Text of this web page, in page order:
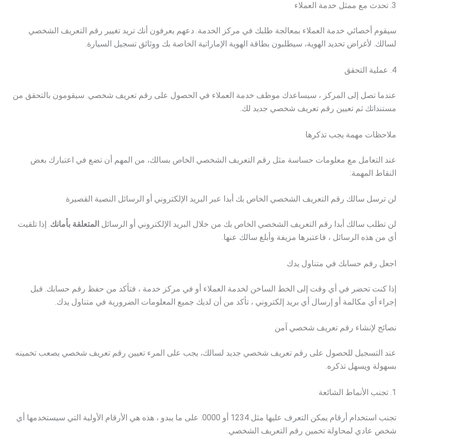
3. تحدث مع ممثل خدمة العملاء
سيقوم أخصائي خدمة العملاء بمعالجة طلبك في مركز الخدمة. دعهم يعرفون أنك تريد تغيير رقم التعريف الشخصي
لسالك. لأغراض تحديد الهوية، سيطلبون بطاقة الهوية الإماراتية الخاصة بك ووثائق تسجيل السيارة.
4. عملية التحقق
عندما تصل إلى المركز ، سيساعدك موظف خدمة العملاء في الحصول على رقم تعريف شخصي. سيقومون بالتحقق من
مستنداتك ثم تعيين رقم تعريف شخصي جديد لك.
ملاحظات مهمة يجب تذكرها
عند التعامل مع معلومات حساسة مثل رقم التعريف الشخصي الخاص بسالك، من المهم أن تضع في اعتبارك بعض
النقاط المهمة:
لن ترسل سالك رقم التعريف الشخصي الخاص بك أبدا عبر البريد الإلكتروني أو الرسائل النصية القصيرة
لن تطلب سالك أبدا رقم التعريف الشخصي الخاص بك من خلال البريد الإلكتروني أو الرسائل المتعلقة بأمانك. إذا تلقيت
أي من هذه الرسائل ، فاعتبرها مزيفة وأبلغ سالك عنها.
اجعل رقم حسابك في متناول يدك
إذا كنت تحضر في أي وقت إلى الخط الساخن لخدمة العملاء أو في مركز خدمة ، فتأكد من حفظ رقم حسابك. قبل
إجراء أي مكالمة أو إرسال أي بريد إلكتروني ، تأكد من أن لديك جميع المعلومات الضرورية في متناول يدك.
نصائح لإنشاء رقم تعريف شخصي آمن
عند التسجيل للحصول على رقم تعريف شخصي جديد لسالك، يجب على المرء تعيين رقم تعريف شخصي يصعب تخمينه
بسهولة ويسهل تذكره.
1. تجنب الأنماط الشائعة
تجنب استخدام أرقام يمكن التعرف عليها مثل 1234 أو 0000. على ما يبدو ، هذه هي الأرقام الأولية التي سيستخدمها أي
شخص عادي لمحاولة تخمين رقم التعريف الشخصي.